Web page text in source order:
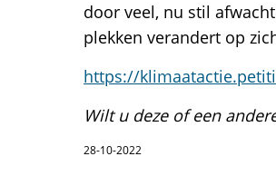
door veel, nu stil
plekken verandert op
https://
Wilt u deze of een
28-10-2022